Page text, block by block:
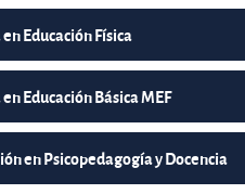
Educación Física
Educación Básica MEF
en Psicopedagogía y Docencia